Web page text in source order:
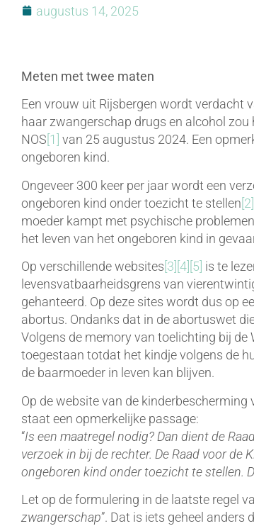
augustus 14, 2025
Meten met twee maten
Een vrouw uit Rijsbergen wordt verdacht
haar zwangerschap drugs en alcohol zou
NOS [1] van 25 augustus 2024. Een
ongeboren kind.
Ongeveer 300 keer per jaar wordt een
ongeboren kind onder toezicht te stellen[2]
moeder kampt met psychische
het leven van het ongeboren kind in
Op verschillende websites [3] [4] [5] is te
levensvatbaarheidsgrens van
gehanteerd. Op deze sites wordt dus op
abortus. Ondanks dat in de abortuswet
Volgens de memory van toelichting bij
toegestaan totdat het kindje volgens de
de baarmoeder in leven kan blijven.
Op de website van de
staat een opmerkelijke passage:
“Is een maatregel nodig? Dan dient de
verzoek in bij de rechter. De Raad voor de
ongeboren kind onder toezicht te stellen.
Let op de formulering in de laatste regel
zwangerschap”. Dat is iets geheel